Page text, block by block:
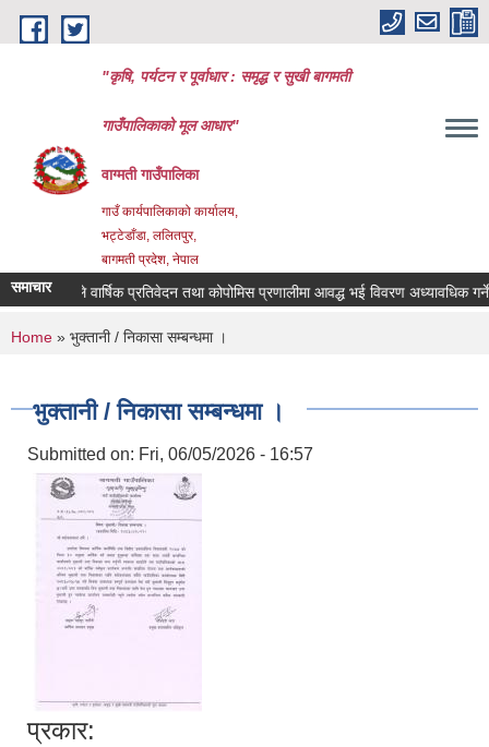
Skip to main content
"कृषि, पर्यटन र पूर्वाधार : समृद्ध र सुखी बागमती
गाउँपालिकाको मूल आधार"
वाग्मती गाउँपालिका
गाउँ कार्यपालिकाको कार्यालय,
भट्टेडाँडा, ललितपुर,
बागमती प्रदेश, नेपाल
समाचार
संस्थाहरुले वार्षिक प्रतिवेदन तथा कोपोमिस प्रणालीमा आवद्ध भई विवरण अध्यावधिक गर्ने
You are here
Home » भुक्तानी / निकासा सम्बन्धमा ।
भुक्तानी / निकासा सम्बन्धमा ।
Submitted on: Fri, 06/05/2026 - 16:57
प्रकार: